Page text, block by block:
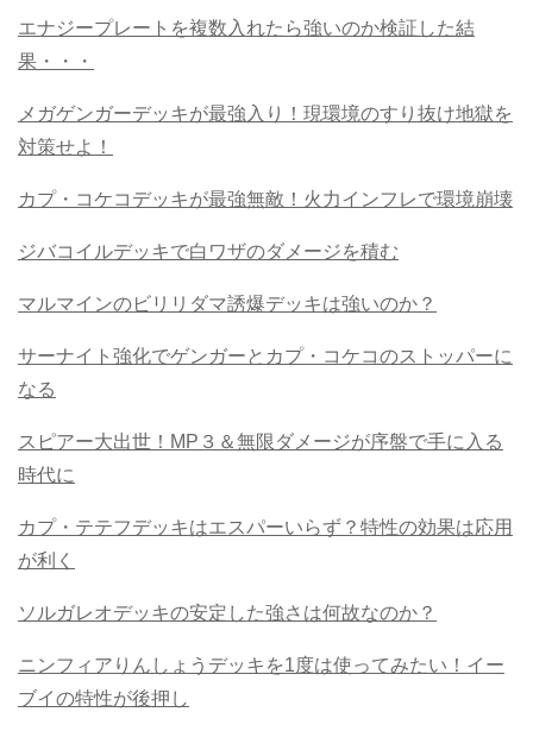
エナジープレートを複数入れたら強いのか検証した結
果・・・
メガゲンガーデッキが最強入り！現環境のすり抜け地獄を
対策せよ！
カプ・コケコデッキが最強無敵！火力インフレで環境崩壊
ジバコイルデッキで白ワザのダメージを積む
マルマインのビリリダマ誘爆デッキは強いのか？
サーナイト強化でゲンガーとカプ・コケコのストッパーに
なる
スピアー大出世！MP３＆無限ダメージが序盤で手に入る
時代に
カプ・テテフデッキはエスパーいらず？特性の効果は応用
が利く
ソルガレオデッキの安定した強さは何故なのか？
ニンフィアりんしょうデッキを1度は使ってみたい！イー
ブイの特性が後押し